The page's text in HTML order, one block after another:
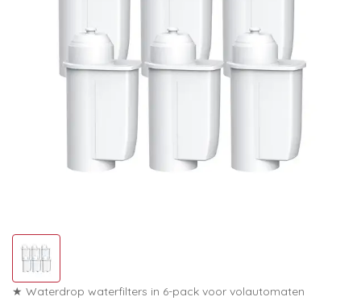
★ Waterdrop waterfilters in 6-pack voor volautomaten